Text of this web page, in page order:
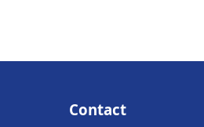
Contact